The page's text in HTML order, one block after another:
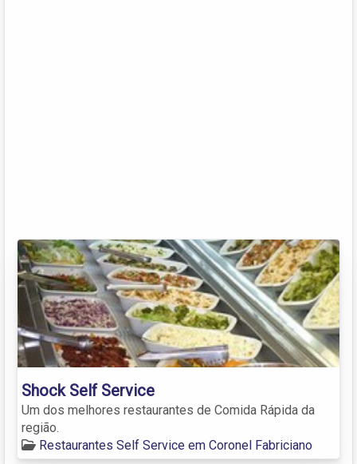
Shock Self Service
Um dos melhores restaurantes de Comida Rápida da
região.
Restaurantes Self Service em Coronel Fabriciano